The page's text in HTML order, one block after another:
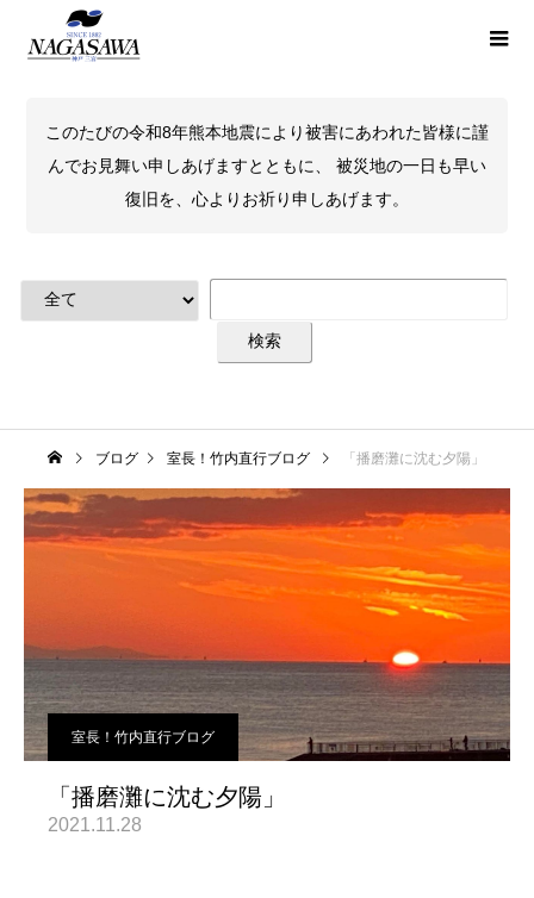
このたびの令和8年熊本地震により被害にあわれた皆様に謹
んでお見舞い申しあげますとともに、 被災地の一日も早い
復旧を、心よりお祈り申しあげます。
ブログ 室長！竹内直行ブログ 「播磨灘に沈む夕陽」
室長！竹内直行ブログ
「播磨灘に沈む夕陽」
2021.11.28